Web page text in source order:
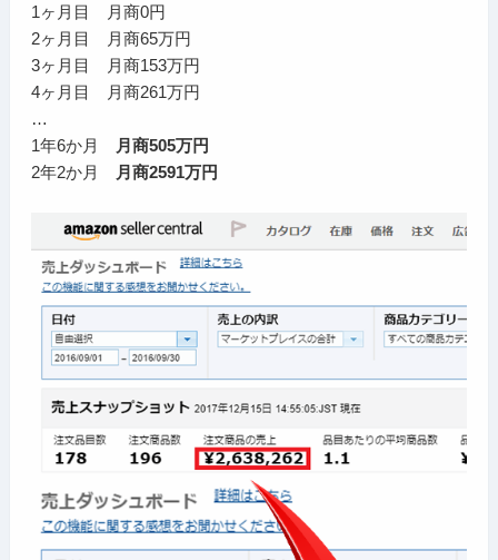
1ヶ月目 月商0円
2ヶ月目 月商65万円
3ヶ月目 月商153万円
4ヶ月目 月商261万円
…
1年6か月
月商505万円
2年2か月
月商2591万円